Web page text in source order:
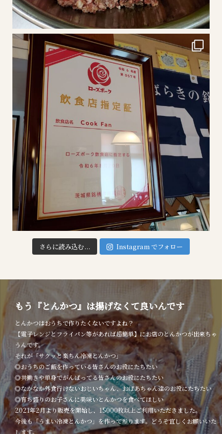
さらに読み込む... Instagram でフォロー
もう『とんかつ』は揚げなくて良いんです
とんかつはおうちで作りたくないですよね？
【電子レンジとフライパン等があれば超簡単】にお店のとんかつが出来ちゃ
うんです。
それが「サクッと楽ちん冷凍とんかつ」
◎おうちのご飯を作っている皆さんのお役にたちたい
◎共働きや単身でがんばってる皆さんのお役にたちたい
◎なかなか外食行けないおじいちゃん、おばあちゃん達のお役にたちたい
◎育ち盛りのお子さんに美味いとんかつを食べてほしい
2021年2月より販売を開始し、15000枚以上ご利用いただきました。
今後も「うまい冷凍とんかつ」を作って参ります。どうぞ宜しくお願いいた
します。